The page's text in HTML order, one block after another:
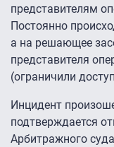
представителям
Постоянно
а на решающее
представителя
(ограничили
Инцидент
подтверждается
Арбитражного